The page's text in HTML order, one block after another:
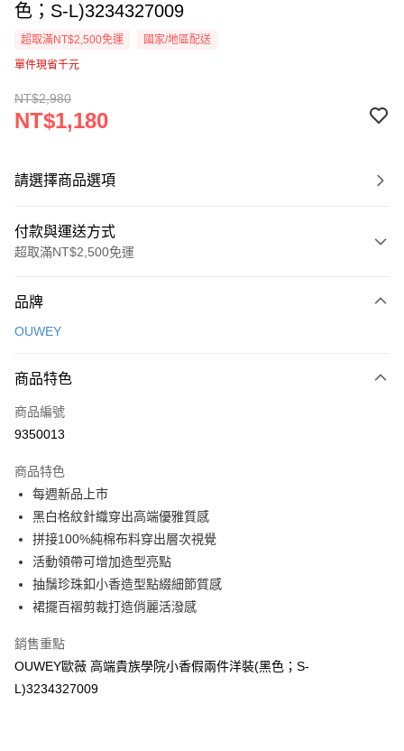
色；S-L)3234327009
超取滿NT$2,500免運
國家/地區配送
單件現省千元
NT$2,980
NT$1,180
請選擇商品選項
付款與運送方式
超取滿NT$2,500免運
信用卡一次付款
3 期 0 利率 每期
合作金庫商業銀行
上海商業儲蓄銀行
臺灣中小企業銀行
匯豐（台灣）商業銀行
聯邦商業銀行
元大商業銀行
玉山商業銀行
台灣樂天信用卡公司
超商取貨付款
LINE Pay
Apple Pay
街口支付
悠遊付
全盈+PAY
大哥付你分期
【大哥付你分期使用說明】
1.本服務由台灣大哥大提供，台灣大哥大用戶可立即使用無須另外申請。
2.付款方式選擇「大哥付你分期」，訂單成立後會自動跳轉到大哥付的交易
AFTEE先享後付
相關說明
品牌
OUWEY
商品特色
商品編號
9350013
商品特色
每週新品上市
黑白格紋針織穿出高端優雅質感
拼接100%純棉布料穿出層次視覺
活動領帶可增加造型亮點
抽鬚珍珠釦小香造型點綴細節質感
裙擺百褶剪裁打造俏麗活潑感
銷售重點
OUWEY歐薇 高端貴族學院小香假兩件洋裝(黑色；S-
L)3234327009